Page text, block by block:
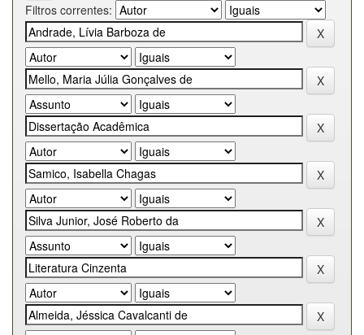
Filtros correntes: